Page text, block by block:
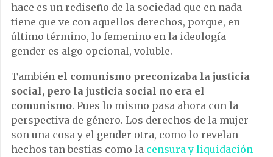
hace es un rediseño de la sociedad que en nada
tiene que ve con aquellos derechos, porque, en
último término, lo femenino en la ideología
gender es algo opcional, voluble.
También el comunismo preconizaba la justicia
social, pero la justicia social no era el
comunismo. Pues lo mismo pasa ahora con la
perspectiva de género. Los derechos de la mujer
son una cosa y el gender otra, como lo revelan
hechos tan bestias como la censura y liquidación